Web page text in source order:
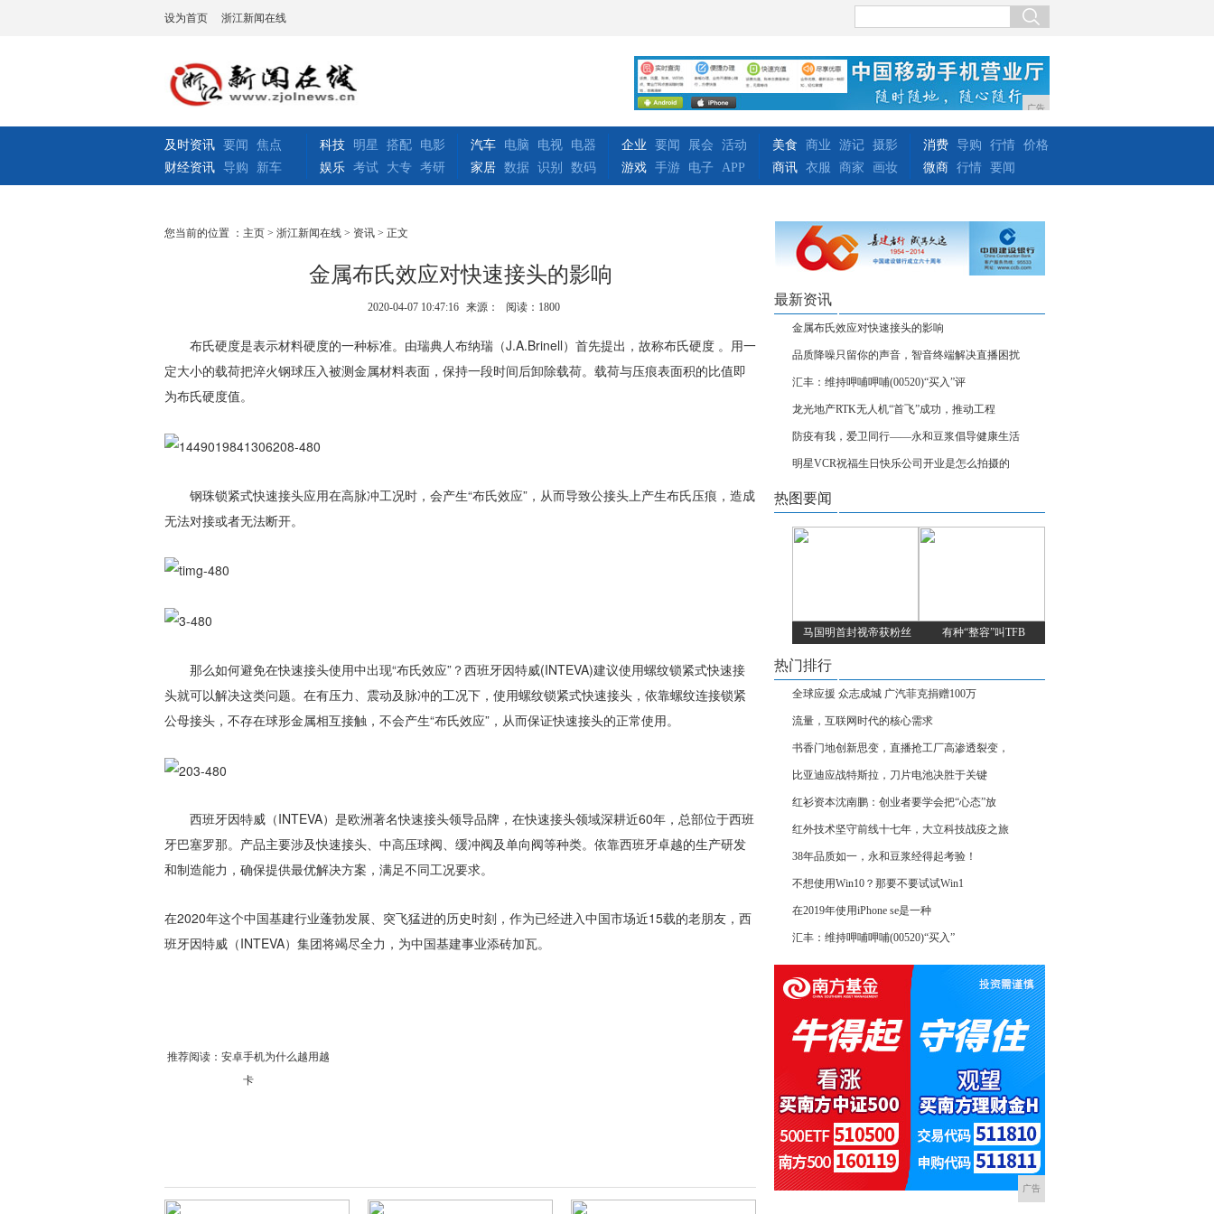
设为首页 浙江新闻在线
广告
及时资讯 要闻
焦点
财经资讯 导购 新车
科技 明星 搭配
电影
娱乐 考试 大专 考研
汽车 电脑 电视
电器
家居 数据 识别 数码
企业 要闻 展会
活动
游戏 手游 电子 APP
美食 商业 游记 摄影
商讯 衣服 商家 画妆
消费 导购 行情 价格
微商 行情 要闻
您当前的位置 ： 主页 > 浙江新闻在线 > 资讯 > 正文
金属布氏效应对快速接头的影响
2020-04-07 10:47:16 来源： 阅读：1800
布氏硬度是表示材料硬度的一种标准。由瑞典人布纳瑞（J.A.Brinell）首先提出，故称布氏硬度 。用一
定大小的载荷把淬火钢球压入被测金属材料表面，保持一段时间后卸除载荷。载荷与压痕表面积的比值即
为布氏硬度值。
钢珠锁紧式快速接头应用在高脉冲工况时，会产生“布氏效应”，从而导致公接头上产生布氏压痕，造成
无法对接或者无法断开。
那么如何避免在快速接头使用中出现“布氏效应”？西班牙因特威(INTEVA)建议使用螺纹锁紧式快速接
头就可以解决这类问题。在有压力、震动及脉冲的工况下，使用螺纹锁紧式快速接头，依靠螺纹连接锁紧
公母接头，不存在球形金属相互接触，不会产生“布氏效应”，从而保证快速接头的正常使用。
西班牙因特威（INTEVA）是欧洲著名快速接头领导品牌，在快速接头领域深耕近60年，总部位于西班
牙巴塞罗那。产品主要涉及快速接头、中高压球阀、缓冲阀及单向阀等种类。依靠西班牙卓越的生产研发
和制造能力，确保提供最优解决方案，满足不同工况要求。
在2020年这个中国基建行业蓬勃发展、突飞猛进的历史时刻，作为已经进入中国市场近15载的老朋友，西
班牙因特威（INTEVA）集团将竭尽全力，为中国基建事业添砖加瓦。
推荐阅读： 安卓手机为什么越用越
卡
最新资讯
金属布氏效应对快速接头的影响
品质降噪只留你的声音，智音终端解决直播困扰
汇丰：维持呷哺呷哺(00520)“买入”评
龙光地产RTK无人机“首飞”成功，推动工程
防疫有我，爱卫同行——永和豆浆倡导健康生活
明星VCR祝福生日快乐公司开业是怎么拍摄的
热图要闻
马国明首封视帝获粉丝 有种“整容”叫TFB
热门排行
全球应援 众志成城 广汽菲克捐赠100万
流量，互联网时代的核心需求
书香门地创新思变，直播抢工厂高渗透裂变，
比亚迪应战特斯拉，刀片电池决胜于关键
红衫资本沈南鹏：创业者要学会把“心态”放
红外技术坚守前线十七年，大立科技战疫之旅
38年品质如一，永和豆浆经得起考验！
不想使用Win10？那要不要试试Win1
在2019年使用iPhone se是一种
汇丰：维持呷哺呷哺(00520)“买入”
广告